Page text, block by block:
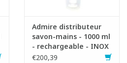
Admire distributeur
savon-mains - 1000 ml
- rechargeable - INOX
€200,39